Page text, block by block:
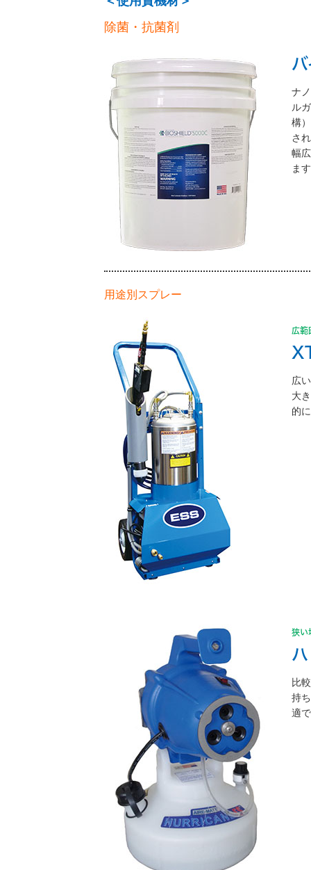
除菌・抗菌剤
ナ
ル
構
さ
幅
ま
用途別スプレー
広範
広
大
的
狭い
比
持
適